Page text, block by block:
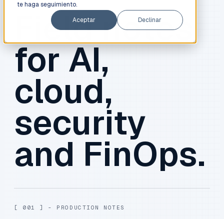
te haga seguimiento.
Aceptar
Declinar
Field notes
for AI,
cloud,
security
and FinOps.
[ 001 ] - PRODUCTION NOTES